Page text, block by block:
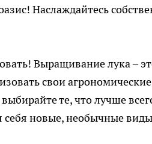
Наслаждайтесь
Выращивание лука –
свои
те, что лучше
новые, необычные